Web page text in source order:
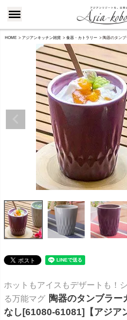
HOME アジアンキッチン雑貨 食器・カトラリー 陶器のタンブ
ホットもアイスもデザートも！
る万能マグ 陶器のタンブラ
なし[61080-61081]【アジア